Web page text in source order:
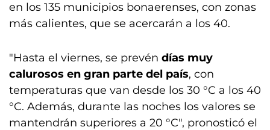
en los 135 municipios bonaerenses, con zonas
más calientes, que se acercarán a los 40.
"Hasta el viernes, se prevén días muy
calurosos en gran parte del país, con
temperaturas que van desde los 30 °C a los 40
°C. Además, durante las noches los valores se
mantendrán superiores a 20 °C", pronosticó el